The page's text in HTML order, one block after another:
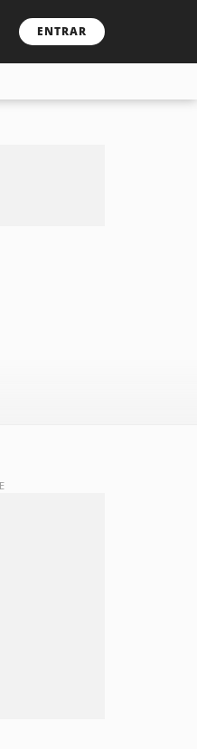
ENTRAR